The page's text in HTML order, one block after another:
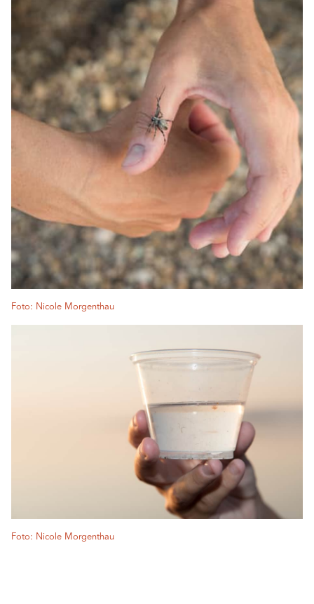
Foto: Nicole Morgenthau
Foto: Nicole Morgenthau